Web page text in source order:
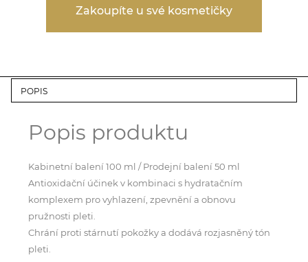
Zakoupíte u své kosmetičky
POPIS
Popis produktu
Kabinetní balení 100 ml / Prodejní balení 50 ml
Antioxidační účinek v kombinaci s hydratačním
komplexem pro vyhlazení, zpevnění a obnovu
pružnosti pleti.
Chrání proti stárnutí pokožky a dodává rozjasněný tón
pleti.